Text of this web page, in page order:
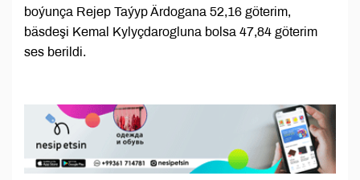
boýunça Rejep Taýyp Ärdogana 52,16 göterim,
bäsdeşi Kemal Kylyçdarogluna bolsa 47,84 göterim
ses berildi.